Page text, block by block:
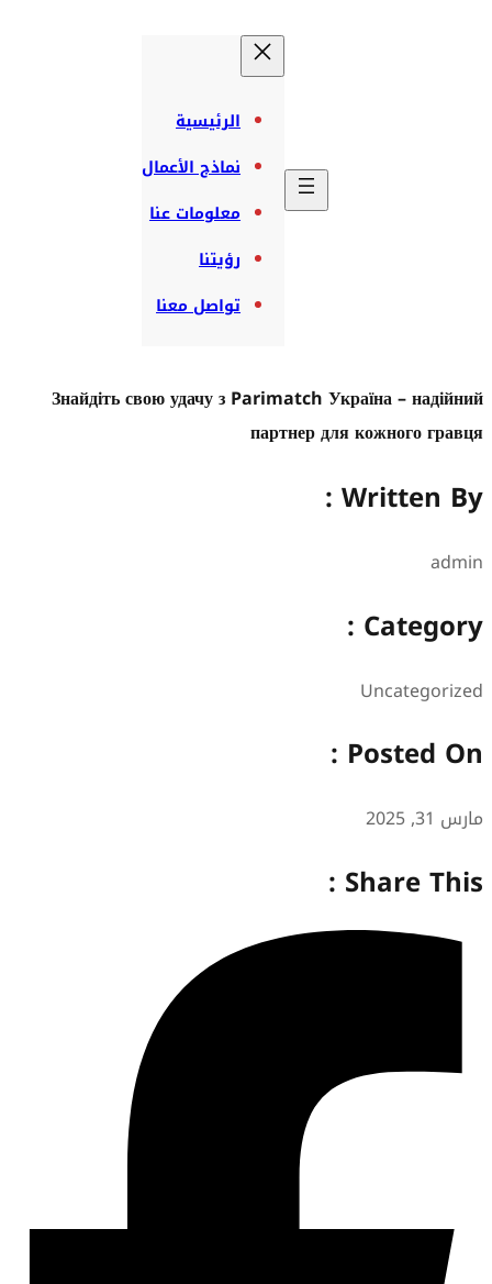
الرئيسية
نماذج الأعمال
معلومات عنا
تواصل معنا
Знайдіть свою удачу з Parimatch Україна –
партнер для кожного
Share